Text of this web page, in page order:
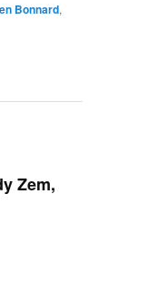
Bonnard,
Zem,